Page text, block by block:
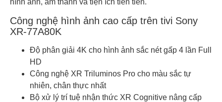
hình ảnh, âm thanh và tiện ích tiên tiến.
Công nghệ hình ảnh cao cấp trên tivi Sony
XR-77A80K
Độ phân giải 4K cho hình ảnh sắc nét gấp 4 lần Full
HD
Công nghệ XR Triluminos Pro cho màu sắc tự
nhiên, chân thực nhất
Bộ xử lý trí tuệ nhận thức XR Cognitive nâng cấp